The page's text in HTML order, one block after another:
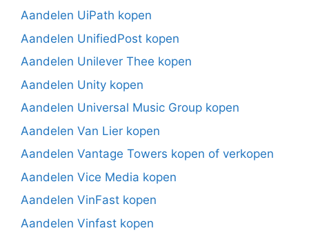
Aandelen UiPath kopen
Aandelen UnifiedPost kopen
Aandelen Unilever Thee kopen
Aandelen Unity kopen
Aandelen Universal Music Group kopen
Aandelen Van Lier kopen
Aandelen Vantage Towers kopen of verkopen
Aandelen Vice Media kopen
Aandelen VinFast kopen
Aandelen Vinfast kopen